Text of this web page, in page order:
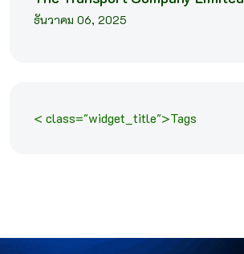
ธันวาคม 06, 2025
< class="widget_title">Tags